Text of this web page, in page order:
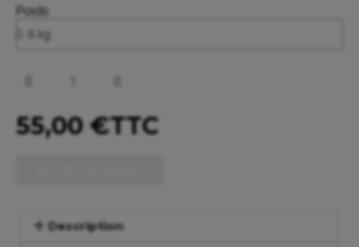
Poids
55,00 €TTC
Description